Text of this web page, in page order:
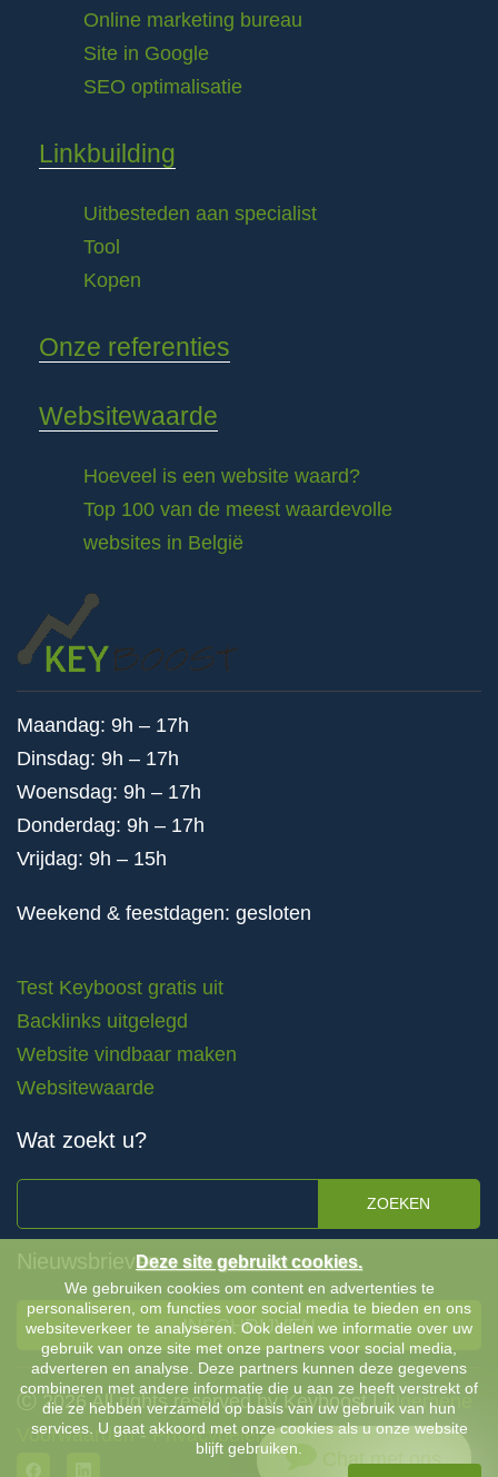
Online marketing bureau
Site in Google
SEO optimalisatie
Linkbuilding
Uitbesteden aan specialist
Tool
Kopen
Onze referenties
Websitewaarde
Hoeveel is een website waard?
Top 100 van de meest waardevolle
websites in België
Maandag: 9h – 17h
Dinsdag: 9h – 17h
Woensdag: 9h – 17h
Donderdag: 9h – 17h
Vrijdag: 9h – 15h
Weekend & feestdagen: gesloten
Test Keyboost gratis uit
Backlinks uitgelegd
Website vindbaar maken
Websitewaarde
Wat zoekt u?
ZOEKEN
Nieuwsbrieven
INSCHRIJVEN
Ⓒ 2026 All rights reserved by Keyboost |Algemene
Voorwaarden-Privacybeleid
Chat met ons
Deze site gebruikt cookies.
We gebruiken cookies om content en advertenties te
personaliseren, om functies voor social media te bieden en ons
websiteverkeer te analyseren. Ook delen we informatie over uw
gebruik van onze site met onze partners voor social media,
adverteren en analyse. Deze partners kunnen deze gegevens
combineren met andere informatie die u aan ze heeft verstrekt of
die ze hebben verzameld op basis van uw gebruik van hun
services. U gaat akkoord met onze cookies als u onze website
blijft gebruiken.